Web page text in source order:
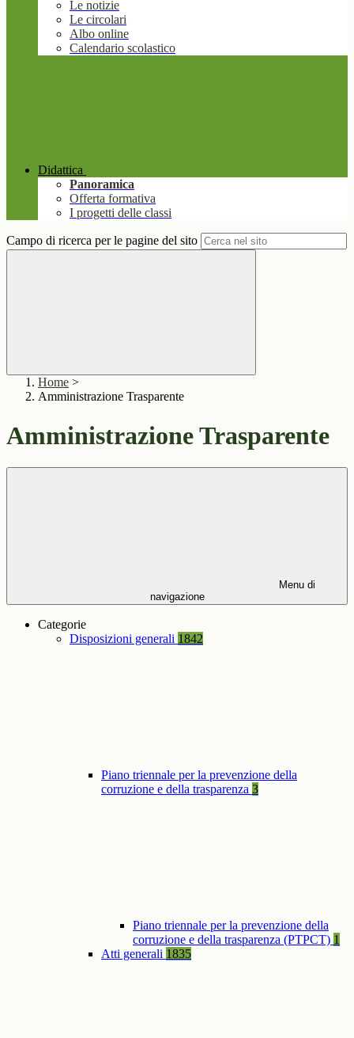
Le notizie
Le circolari
Albo online
Calendario scolastico
Didattica
Panoramica
Offerta formativa
I progetti delle classi
Campo di ricerca per le pagine del sito
Home >
Amministrazione Trasparente
Amministrazione Trasparente
Menu di
navigazione
Categorie
Disposizioni generali 1842
Piano triennale per la prevenzione della
corruzione e della trasparenza 3
Piano triennale per la prevenzione della
corruzione e della trasparenza (PTPCT) 1
Atti generali 1835